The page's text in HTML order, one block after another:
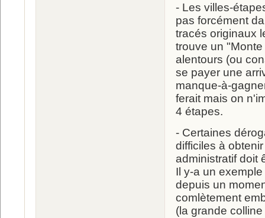
- Les villes-
pas forcément
tracés originaux
trouve un
alentours (ou
se payer une
manque-à-
ferait mais on
4 étapes.
- Certaines
difficiles à
administratif doit
Il y-a un
depuis un
comlètement
(la grande